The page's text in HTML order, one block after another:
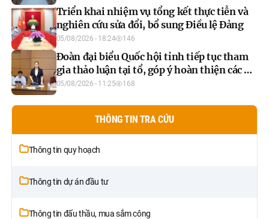
Triển khai nhiệm vụ tổng kết thực tiễn và
nghiên cứu sửa đổi, bổ sung Điều lệ Đảng
05/08/2026 - 18:24 146
Đoàn đại biểu Quốc hội tỉnh tiếp tục tham
gia thảo luận tại tổ, góp ý hoàn thiện các dự
án luật và dự thảo nghị quyết
05/08/2026 - 11:25 168
THÔNG TIN TRA CỨU
Thông tin quy hoạch
Thông tin dự án đầu tư
Thông tin đấu thầu, mua sắm công